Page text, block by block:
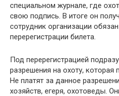
специальном журнале, где
свою подпись. В итоге он
сотрудник организации
перерегистрации билета.
Под перерегистрацией
разрешения на охоту, которая
Не платят за данное
хозяйств, егеря, охотоведы.